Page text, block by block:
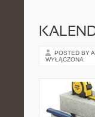
POSTED BY
WYŁĄCZONA